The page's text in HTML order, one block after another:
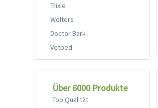
Trixie
Wolters
Doctor Bark
Vetbed
Über 6000 Produkte
Top Qualität